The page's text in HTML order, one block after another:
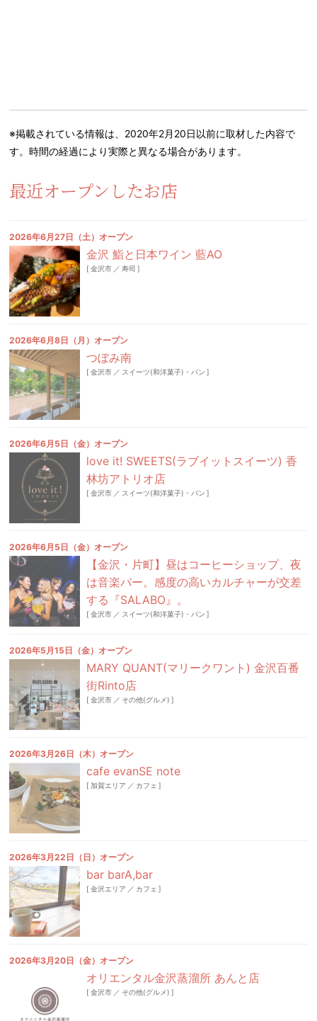
※掲載されている情報は、2020年2月20日以前に取材した内容で
す。時間の経過により実際と異なる場合があります。
最近オープンしたお店
2026年6月27日（土）オープン
金沢 鮨と日本ワイン 藍AO
[金沢市 ／ 寿司 ]
2026年6月8日（月）オープン
つぼみ南
[金沢市 ／ スイーツ(和洋菓子)・パン ]
2026年6月5日（金）オープン
love it! SWEETS(ラブイットスイーツ) 香
林坊アトリオ店
[金沢市 ／ スイーツ(和洋菓子)・パン ]
2026年6月5日（金）オープン
【金沢・片町】昼はコーヒーショップ、夜
は音楽バー。感度の高いカルチャーが交差
する『SALABO』。
[金沢市 ／ スイーツ(和洋菓子)・パン ]
2026年5月15日（金）オープン
MARY QUANT(マリークワント) 金沢百番
街Rinto店
[金沢市 ／ その他(グルメ) ]
2026年3月26日（木）オープン
cafe evanSE note
[ 加賀エリア ／ カフェ ]
2026年3月22日（日）オープン
bar barA,bar
[金沢エリア ／ カフェ ]
2026年3月20日（金）オープン
オリエンタル金沢蒸溜所 あんと店
[金沢市 ／ その他(グルメ) ]